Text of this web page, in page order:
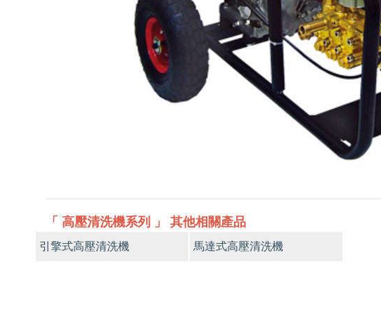
「 高壓清洗機系列 」 其他相關產品
引擎式高壓清洗機 馬達式高壓清洗機